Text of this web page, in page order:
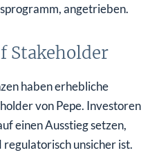
angetrieben.
Stakeholder
haben erhebliche
von Pepe. Investoren
einen Ausstieg setzen,
unsicher ist.